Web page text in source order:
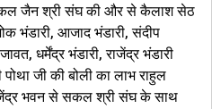
जैन श्री संघ की और से कैलाश सेठ
भंडारी, आजाद भंडारी, संदीप
धर्मेंद्र भंडारी, राजेंद्र भंडारी
जी की बोली का लाभ राहुल
भवन से सकल श्री संघ के साथ